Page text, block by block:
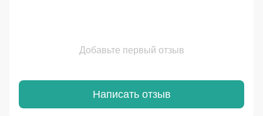
Добавьте первый отзыв
Написать отзыв